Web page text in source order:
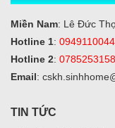
Miền Nam: Lê Đức
Hotline 1: 0949110044
Hotline 2: 0785253158
Email:
TIN TỨC